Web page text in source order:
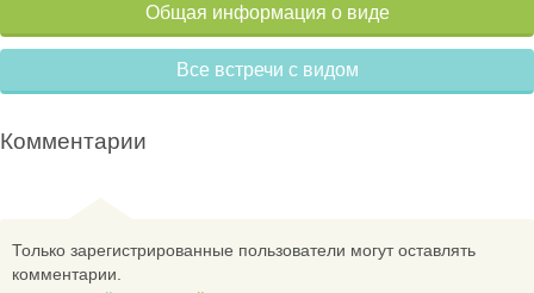
Общая информация о виде
Все встречи с видом
Комментарии
Только зарегистрированные пользователи могут оставлять
комментарии.